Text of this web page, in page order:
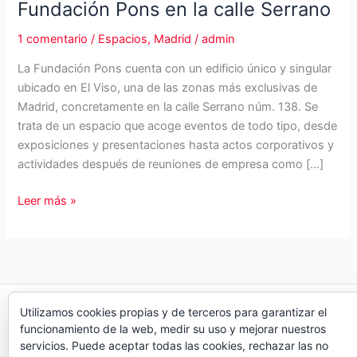
Fundación Pons en la calle Serrano
1 comentario / Espacios, Madrid /admin
La Fundación Pons cuenta con un edificio único y singular
ubicado en El Viso, una de las zonas más exclusivas de
Madrid, concretamente en la calle Serrano núm. 138. Se
trata de un espacio que acoge eventos de todo tipo, desde
exposiciones y presentaciones hasta actos corporativos y
actividades después de reuniones de empresa como […]
Fundación
Serrano
Leer más »
Copyright © 2026 Organiza Eventos
Utilizamos cookies propias y de terceros para garantizar el
funcionamiento de la web, medir su uso y mejorar nuestros
servicios. Puede aceptar todas las cookies, rechazar las no